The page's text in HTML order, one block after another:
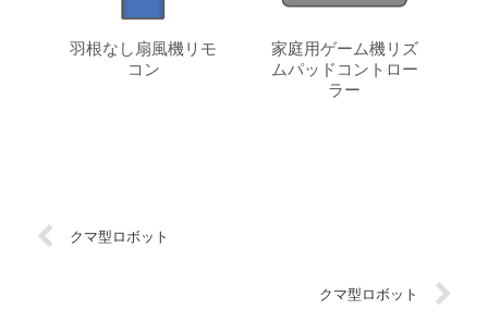
羽根なし扇風機リモ
コン
家庭用ゲーム機リズ
ムパッドコントロー
ラー
クマ型ロボット
クマ型ロボット